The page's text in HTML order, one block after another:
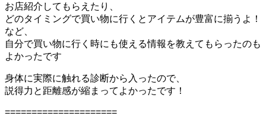
お店紹介してもらえたり、
どのタイミングで買い物に行くとアイテムが豊富に揃うよ！
など、
自分で買い物に行く時にも使える情報を教えてもらったのも
よかったです
身体に実際に触れる診断から入ったので、
説得力と距離感が縮まってよかったです！
=====================